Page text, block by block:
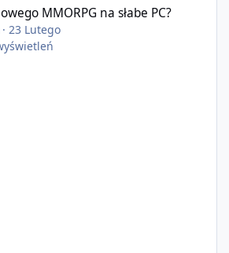
MMORPG na słabe PC?
·23 Lutego